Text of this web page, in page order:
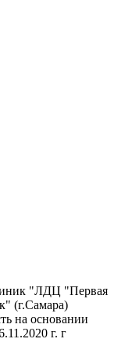
"ЛДЦ "Первая
(г.Самара)
на основании
г. г